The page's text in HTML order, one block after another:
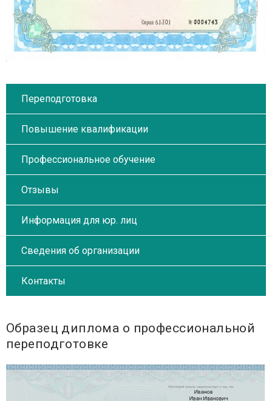
Переподготовка
Повышение квалификации
Профессиональное обучение
Отзывы
Информация для юр. лиц
Сведения об организации
Контакты
Образец диплома о профессиональной
переподготовке